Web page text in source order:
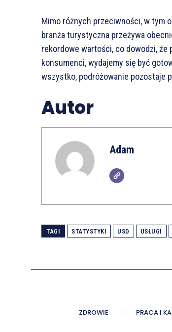
Mimo różnych przeciwności, w tym
branża turystyczna przeżywa
rekordowe wartości, co dowodzi, że
konsumenci, wydajemy się być
wszystko, podróżowanie pozostaje
Autor
Adam
TAGI STATYSTYKI USD USŁUGI
ZDROWIE PRACA I